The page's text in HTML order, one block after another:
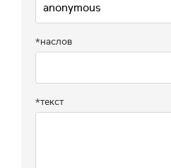
*наслов
*текст